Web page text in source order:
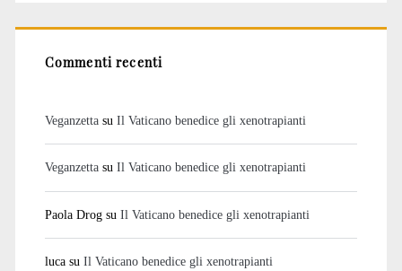
Commenti recenti
Veganzettasu Il Vaticano benedice gli xenotrapianti
Veganzettasu Il Vaticano benedice gli xenotrapianti
Paola Drogsu Il Vaticano benedice gli xenotrapianti
lucasu Il Vaticano benedice gli xenotrapianti